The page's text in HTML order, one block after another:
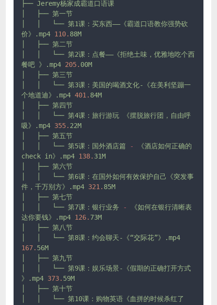
├── Jeremy杨家成霸道口语课
├── 第一节
└── 第1课：买东西——《霸道口语教你强势砍
价》.mp4 110. 88M
├── 第二节
└── 第2课：点餐——《拒绝土味，优雅地吃个西
餐吧 》.mp4 205. 00M
├── 第三节
└── 第3课：美国的喝酒文化-《在美利坚蹦一
个地道迪》.mp4 401. 84M
├── 第四节
└── 第4课：旅行游玩
《摆脱旅行团，自由呼
吸》.mp4 355. 22M
├── 第五节
└── 第5课：国外酒店篇 -
《酒店如何正确的
check in》.mp4 138. 31M
├── 第六节
└── 第6课：在国外如何有效保护自己《突发事
件，千万别方》.mp4 321. 85M
├── 第七节
└── 第7课：银行业务 -
《如何在银行清晰表
达你要钱》.mp4 126. 73M
├── 第八节
└── 第8课：约会聊天-《“交际花”》.mp4
167. 56M
├── 第九节
└── 第9课：娱乐场景-《假期的正确打开方式
》.mp4 373. 59M
├── 第十节
└── 第10课：购物英语《血拼的时候杀红了